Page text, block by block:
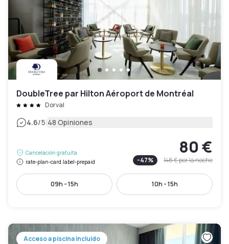
DoubleTree par Hilton Aéroport de Montréal
Dorval
4.6/5|48 Opiniones
Cancelación gratuita
rate-plan-card.label-prepaid
80 €
-47% 148 €por la noche
09h - 15h 10h - 15h
Acceso a piscina incluido